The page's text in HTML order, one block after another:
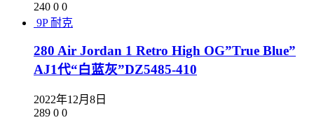
240 0 0
9P 耐克
280 Air Jordan 1 Retro High OG”True Blue”
AJ1代“白蓝灰”DZ5485-410
2022年12月8日
289 0 0